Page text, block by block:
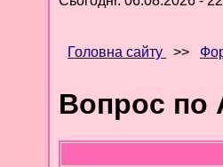
Головна сайту
>>
Вопрос по